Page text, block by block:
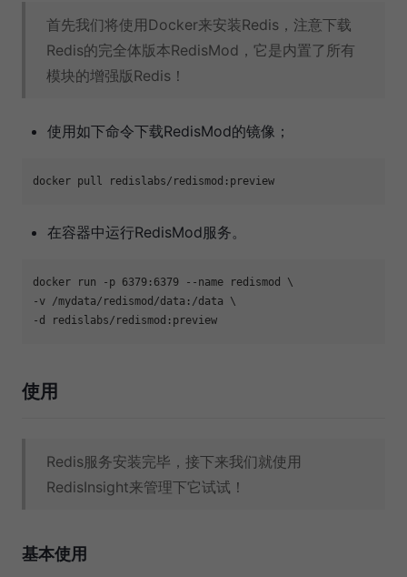
首先我们将使用Docker来安装Redis，注意下载
Redis的完全体版本RedisMod，它是内置了所有
模块的增强版Redis！
使用如下命令下载RedisMod的镜像；
在容器中运行RedisMod服务。
docker run -p 6379:6379 --name redismod \
-v /mydata/redismod/data:/data \
使用
Redis服务安装完毕，接下来我们就使用
RedisInsight来管理下它试试！
基本使用